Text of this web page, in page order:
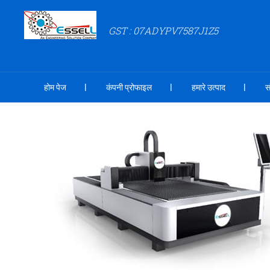
GST : 07ADYPV7587J1Z5
होम पेज कंपनी प्रोफाइल हमारे उत्पाद